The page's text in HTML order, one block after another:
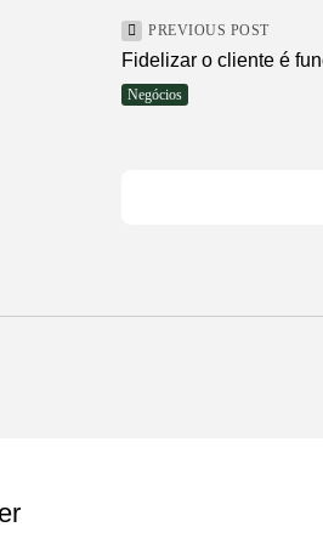
PREVIOUS POST
Fidelizar o cliente é
Negócios